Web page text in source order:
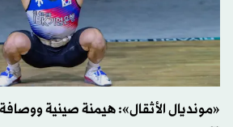
«مونديال الأثقال»: هيمنة صينية